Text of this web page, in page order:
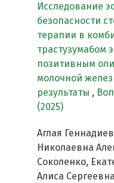
Исследование
безопасности
терапии в
трастузумабом
позитивным
молочной
результаты ,
(2025)
Аглая
Николаевна
Соколенко,
Алиса